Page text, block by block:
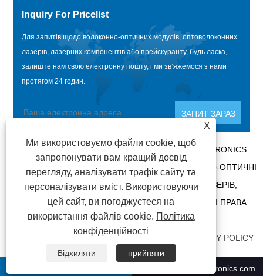
Inquiry For Pricelist
Для запитів щодо волоконно-оптичних модулів, оптоволоконних
лазерів, лазерних компонентів або прейскуранту, будь ласка,
залиште нам свою електронну пошту, і ми зв’яжемося з нами
протягом 24 годин.
АВТОРСЬКЕ ПРАВО @ 2020 SHENZHEN BOX OPTRONICS
TECHNOLOGY CO., LTD. – КИТАЙСЬКІ ВОЛОКОННО-ОПТИЧНІ
МОДУЛІ, ВИРОБНИКИ ОПТОВОЛОКОННИХ ЛАЗЕРІВ,
ПОСТАЧАЛЬНИКИ ЛАЗЕРНИХ КОМПОНЕНТІВ. УСІ ПРАВА
ЗАХИЩЕНО.
|SITEMAP|RSS| PRIVACY POLICY
X
Ми використовуємо файли cookie, щоб
запропонувати вам кращий досвід
перегляду, аналізувати трафік сайту та
персоналізувати вміст. Використовуючи
цей сайт, ви погоджуєтеся на
використання файлів cookie. Політика
конфіденційності
Відхиляти
прийняти
ricky01@boxoptronics.com